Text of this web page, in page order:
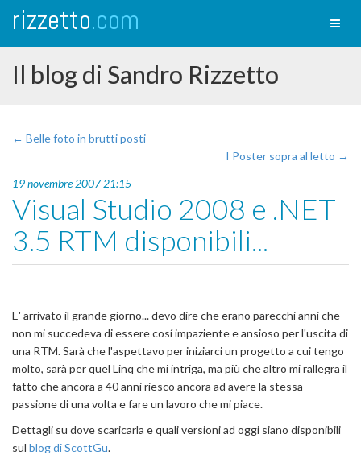
rizzetto.com
Il blog di Sandro Rizzetto
← Belle foto in brutti posti
I Poster sopra al letto →
19 novembre 2007 21:15
Visual Studio 2008 e .NET
3.5 RTM disponibili...
E' arrivato il grande giorno... devo dire che erano parecchi anni che
non mi succedeva di essere cosí impaziente e ansioso per l'uscita di
una RTM. Sarà che l'aspettavo per iniziarci un progetto a cui tengo
molto, sarà per quel Linq che mi intriga, ma più che altro mi rallegra il
fatto che ancora a 40 anni riesco ancora ad avere la stessa
passione di una volta e fare un lavoro che mi piace.
Dettagli su dove scaricarla e quali versioni ad oggi siano disponibili
sul blog di ScottGu.